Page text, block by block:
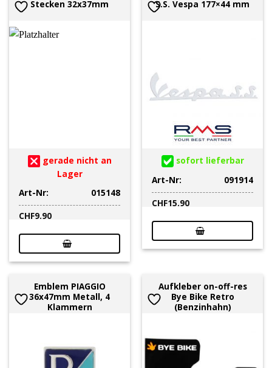
Stecken 32x37mm
gerade nicht an
Lager
Art-Nr:
015148
CHF9.90
S.S. Vespa 177×44 mm
sofort lieferbar
Art-Nr:
091914
CHF15.90
Emblem PIAGGIO
36x47mm Metall, 4
Klammern
Aufkleber on-off-res
Bye Bike Retro
(Benzinhahn)